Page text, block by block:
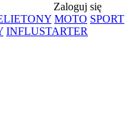
Zaloguj się
MOTO SPORT
INFLUSTARTER